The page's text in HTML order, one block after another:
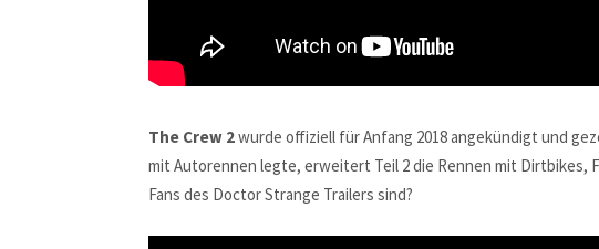
The Crew 2wurde offiziell für Anfang 2018 angekündigt und
mit Autorennen legte, erweitert Teil 2 die Rennen mit Dirtbikes,
Fans des Doctor Strange Trailers sind?